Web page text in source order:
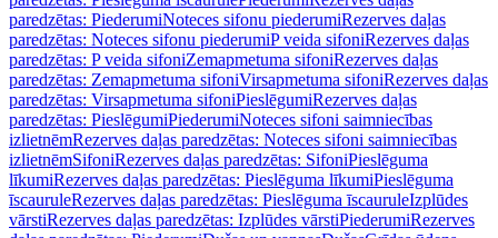
paredzētas: PiederumiNoteces sifonu piederumiRezerves daļas
paredzētas: Noteces sifonu piederumiP veida sifoniRezerves daļas
paredzētas: P veida sifoniZemapmetuma sifoniRezerves daļas
paredzētas: Zemapmetuma sifoniVirsapmetuma sifoniRezerves daļas
paredzētas: Virsapmetuma sifoniPieslēgumiRezerves daļas
paredzētas: PieslēgumiPiederumiNoteces sifoni saimniecības
izlietnēmRezerves daļas paredzētas: Noteces sifoni saimniecības
izlietnēmSifoniRezerves daļas paredzētas: SifoniPieslēguma
līkumiRezerves daļas paredzētas: Pieslēguma līkumiPieslēguma
īscauruleRezerves daļas paredzētas: Pieslēguma īscauruleIzplūdes
vārstiRezerves daļas paredzētas: Izplūdes vārstiPiederumiRezerves